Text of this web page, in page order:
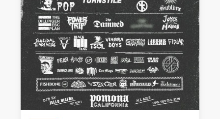
MÁSVILÁG
BLOG